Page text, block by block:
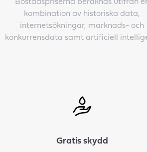
Bostadspriserna beräknas utifrån
kombination av historiska data,
internetsökningar, marknads- och
konkurrensdata samt artificiell
Gratis skydd